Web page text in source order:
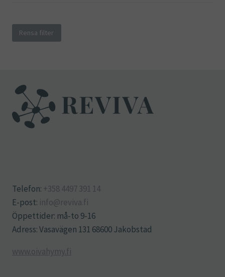
Rensa filter
Telefon: +358 4497 391 14
E-post: info@reviva.fi
Öppettider: må-to 9-16
Adress: Vasavägen 131 68600 Jakobstad
www.oivahymy.fi